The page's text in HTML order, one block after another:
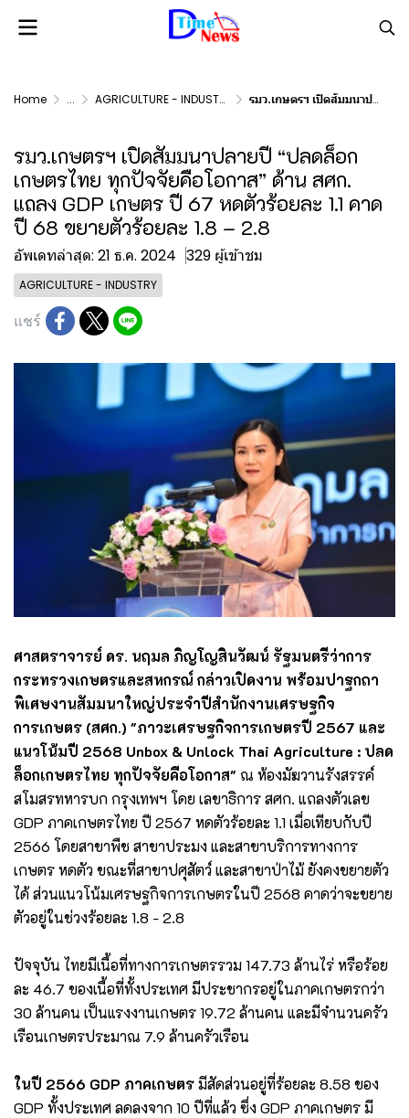
Home ... AGRICULTURE - INDUSTRY รมว.เกษตรฯ เปิดสัมมนาปลายปี “ปลดล็อกเกษตรไทย ทุกปัจจัยคือโอกาส” ด้าน สศก. แถลง GDP เกษตร ปี 67 หดตัวร้อยละ 1.1 คาดปี 68 ขยายตัวร้อยละ 1.8 – 2.8
รมว.เกษตรฯ เปิดสัมมนาปลายปี “ปลดล็อก
เกษตรไทย ทุกปัจจัยคือโอกาส” ด้าน สศก.
แถลง GDP เกษตร ปี 67 หดตัวร้อยละ 1.1 คาด
ปี 68 ขยายตัวร้อยละ 1.8 – 2.8
อัพเดทล่าสุด: 21 ธ.ค. 2024 329 ผู้เข้าชม
AGRICULTURE - INDUSTRY
แชร์
ศาสตราจารย์ ดร. นฤมล ภิญโญสินวัฒน์ รัฐมนตรีว่าการ
กระทรวงเกษตรและสหกรณ์ กล่าวเปิดงาน พร้อมปาฐกถา
พิเศษงานสัมมนาใหญ่ประจำปีสำนักงานเศรษฐกิจ
การเกษตร (สศก.) "ภาวะเศรษฐกิจการเกษตรปี 2567 และ
แนวโน้มปี 2568 Unbox & Unlock Thai Agriculture : ปลด
ล็อกเกษตรไทย ทุกปัจจัยคือโอกาส" ณ ห้องมัฆวานรังสรรค์
สโมสรทหารบก กรุงเทพฯ โดย เลขาธิการ สศก. แถลงตัวเลข
GDP ภาคเกษตรไทย ปี 2567 หดตัวร้อยละ 1.1 เมื่อเทียบกับปี
2566 โดยสาขาพืช สาขาประมง และสาขาบริการทางการ
เกษตร หดตัว ขณะที่สาขาปศุสัตว์ และสาขาป่าไม้ ยังคงขยายตัว
ได้ ส่วนแนวโน้มเศรษฐกิจการเกษตรในปี 2568 คาดว่าจะขยาย
ตัวอยู่ในช่วงร้อยละ 1.8 - 2.8
ปัจจุบัน ไทยมีเนื้อที่ทางการเกษตรรวม 147.73 ล้านไร่ หรือร้อย
ละ 46.7 ของเนื้อที่ทั้งประเทศ มีประชากรอยู่ในภาคเกษตรกว่า
30 ล้านคน เป็นแรงงานเกษตร 19.72 ล้านคน และมีจำนวนครัว
เรือนเกษตรประมาณ 7.9 ล้านครัวเรือน
ในปี 2566 GDP ภาคเกษตรมีสัดส่วนอยู่ที่ร้อยละ 8.58 ของ
GDP ทั้งประเทศ ลดลงจาก 10 ปีที่แล้ว ซึ่ง GDP ภาคเกษตร มี